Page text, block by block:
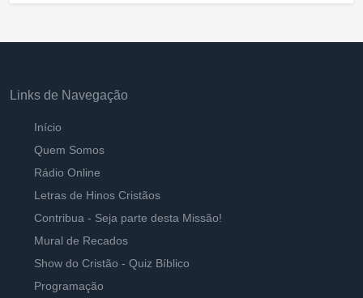
Links de Navegação
Início
Quem Somos
Rádio Online
Letras de Hinos Cristãos
Contribua - Seja parte desta Missão!
Mural de Recados
Show do Cristão - Quiz Bíblico
Programação